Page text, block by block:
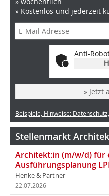
» Kostenlos und jederzeit
Anti-
» Jetzt
Beispiele, Hinweise:
Stellenmarkt
Architekt:in (m/w/d) für
Ausführungsplanung
Henke & Partner
22.07.2026